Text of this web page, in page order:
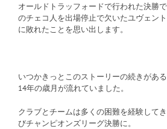
オールドトラッフォードで行われた決勝
のチェコ人を出場停止で欠いたユヴェン
に敗れたことを思い出します。
いつかきっとこのストーリーの続きがあ
14年の歳月が流れていました。
クラブとチームは多くの困難を経験して
びチャンピオンズリーグ決勝に。